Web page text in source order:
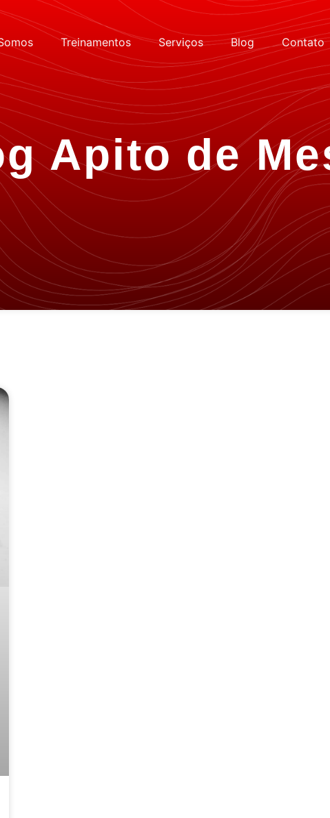
Treinamentos Serviços Blog Contato
Apito de